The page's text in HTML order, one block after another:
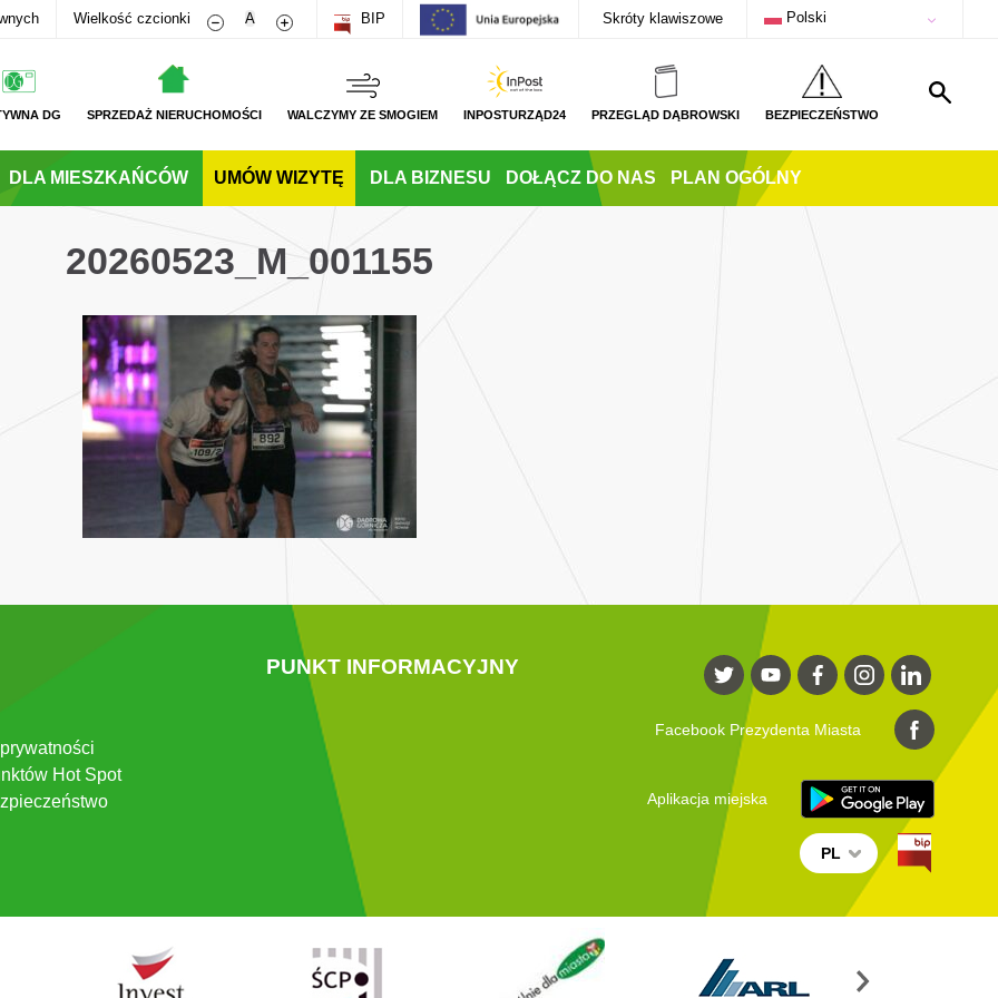
Wielkość czcionki Zmniejsz rozmiar czcionki
A Zwiększ rozmiar czcionki
BIP Skróty klawiszowe Polski
DG SPRZEDAŻ NIERUCHOMOŚCI WALCZYMY ZE SMOGIEM INPOSTURZĄD24 PRZEGLĄD DĄBROWSKI BEZPIECZEŃSTWO
DLA MIESZKAŃCÓW UMÓW WIZYTĘ DLA BIZNESU DOŁĄCZ DO NAS PLAN OGÓLNY
20260523_M_001155
Hot Spot
PUNKT INFORMACYJNY
Facebook Prezydenta Miasta
Aplikacja miejska
PL